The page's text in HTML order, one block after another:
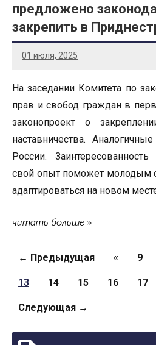
предложено
закрепить в
01 июля, 2025
На заседании Комитета по
прав и свобод граждан в
законопроект о
наставничества.
России.
свой опыт поможет молодым
адаптироваться на новом
читать больше
Страницы
← Предыдущая « 9
13 14 15 16 17
Следующая →